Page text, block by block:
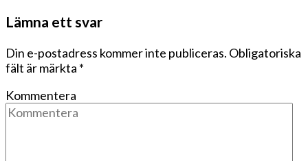
Lämna ett svar
Din e-postadress kommer inte publiceras. Obligatoriska
fält är märkta *
Kommentera